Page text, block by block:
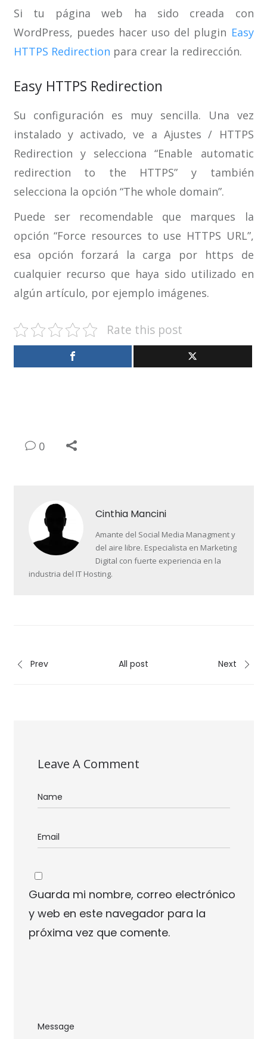
Si tu página web ha sido creada con
WordPress, puedes hacer uso del plugin Easy
HTTPS Redirection para crear la redirección.
Easy HTTPS Redirection
Su configuración es muy sencilla. Una vez
instalado y activado, ve a Ajustes / HTTPS
Redirection y selecciona “Enable automatic
redirection to the HTTPS” y también
selecciona la opción “The whole domain”.
Puede ser recomendable que marques la
opción “Force resources to use HTTPS URL”,
esa opción forzará la carga por https de
cualquier recurso que haya sido utilizado en
algún artículo, por ejemplo imágenes.
Rate this post
0
Cinthia Mancini
Amante del Social Media Managment y
del aire libre. Especialista en Marketing
Digital con fuerte experiencia en la
industria del IT Hosting.
Prev All post Next
Leave A Comment
Guarda mi nombre, correo electrónico
y web en este navegador para la
próxima vez que comente.